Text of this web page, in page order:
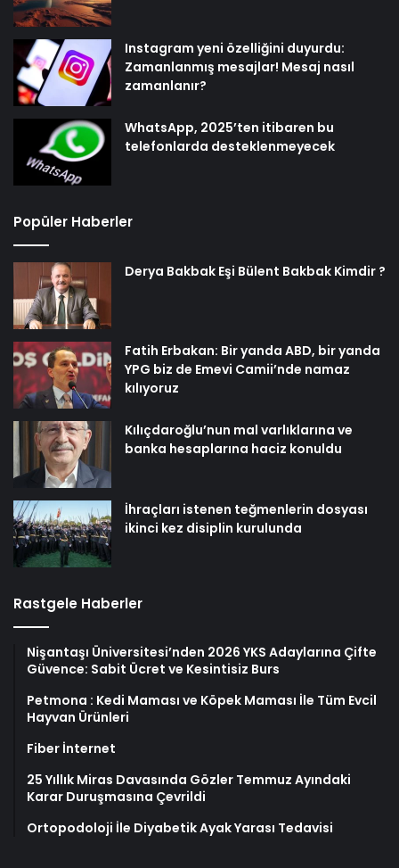
Instagram yeni özelliğini duyurdu:
Zamanlanmış mesajlar! Mesaj nasıl
zamanlanır?
WhatsApp, 2025’ten itibaren bu
telefonlarda desteklenmeyecek
Popüler Haberler
Derya Bakbak Eşi Bülent Bakbak Kimdir ?
Fatih Erbakan: Bir yanda ABD, bir yanda
YPG biz de Emevi Camii’nde namaz
kılıyoruz
Kılıçdaroğlu’nun mal varlıklarına ve
banka hesaplarına haciz konuldu
İhraçları istenen teğmenlerin dosyası
ikinci kez disiplin kurulunda
Rastgele Haberler
Nişantaşı Üniversitesi’nden 2026 YKS Adaylarına Çifte
Güvence: Sabit Ücret ve Kesintisiz Burs
Petmona : Kedi Maması ve Köpek Maması İle Tüm Evcil
Hayvan Ürünleri
Fiber İnternet
25 Yıllık Miras Davasında Gözler Temmuz Ayındaki
Karar Duruşmasına Çevrildi
Ortopodoloji İle Diyabetik Ayak Yarası Tedavisi